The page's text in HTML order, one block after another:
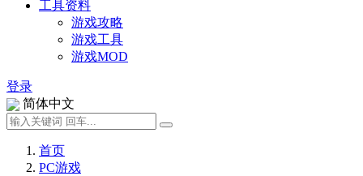
工具资料
游戏攻略
游戏工具
游戏MOD
登录
简体中文
首页
PC游戏